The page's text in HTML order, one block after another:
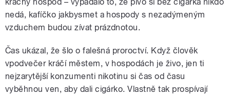
nedá, kafíčko jakbysmet a hospody s nezadýmeným
vzduchem budou zívat prázdnotou.
Čas ukázal, že šlo o falešná proroctví. Když člověk
vpodvečer kráčí městem, v hospodách je živo, jen ti
nejzarytější konzumenti nikotinu si čas od času
vyběhnou ven, aby dali cigárko. Vlastně tak prospívají